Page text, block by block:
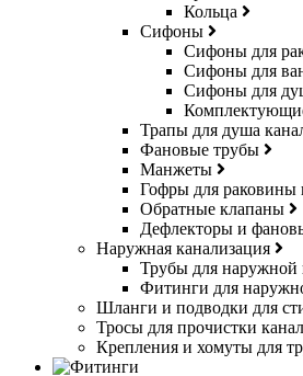
Кольца
Сифоны
Сифоны для
Сифоны для
Сифоны для
Трапы для душа
Фановые трубы
Манжеты
Гофры для раковины
Обратные клапаны
Дефлекторы и
Наружная канализация
Трубы для наружной
Фитинги для
Шланги и подводки для
Тросы для прочистки
Крепления и хомуты для